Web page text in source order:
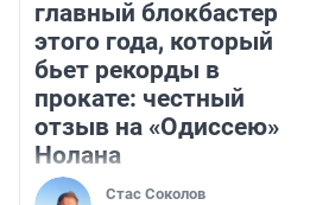
главный блокбастер
этого года, который
бьет рекорды в
прокате: честный
отзыв на «Одиссею»
Нолана
Стас Соколов